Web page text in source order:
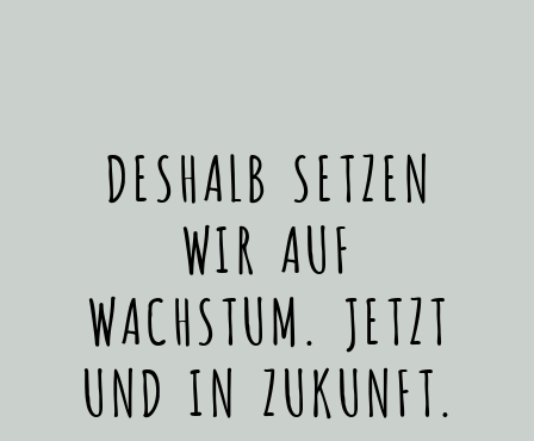
DESHALB SETZEN
WIR AUF
WACHSTUM. JETZT
UND IN ZUKUNFT.